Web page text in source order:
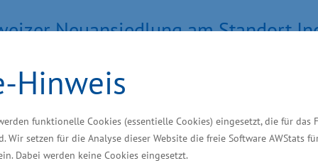
Hinweis
funktionelle Cookies (essentielle Cookies) eingesetzt, die für das
Wir setzen für die Analyse dieser Website die freie Software AWStats
Dabei werden keine Cookies eingesetzt.
Neuansiedlung am Standort
die Schweizer TecMed GmbH und
Jahre nach der Eröffnung der Ypsomed
Schweizer Neugründung in der
im Jahr 2023 mit der Produktion von Insulin-
später folgendem Markteintritt über die